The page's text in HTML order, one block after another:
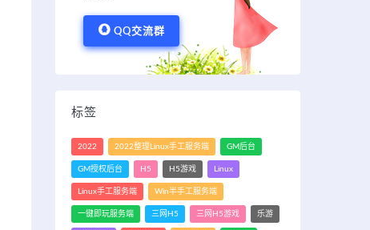
QQ交流群
标签
2022 2022整理Linux手工服务端 GM后台
GM授权后台 H5 H5游戏 Linux
Linux手工服务端 Win半手工服务端
一键即玩服务端 三网H5 三网H5游戏 乐游